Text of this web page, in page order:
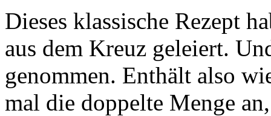
Dieses klassische Rezept
aus dem Kreuz geleiert.
genommen. Enthält also
mal die doppelte Menge